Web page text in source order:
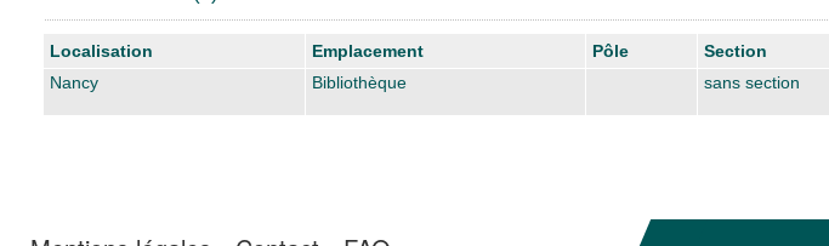
Liste des exemplaires
Localisation Emplacement Pôle Section
Nancy
Bibliothèque sans section